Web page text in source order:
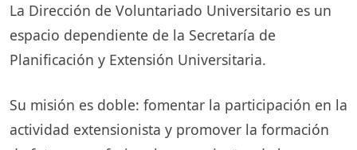
La Dirección de Voluntariado Universitario es un
espacio dependiente de la Secretaría de
Planificación y Extensión Universitaria.
Su misión es doble: fomentar la participación en la
actividad extensionista y promover la formación